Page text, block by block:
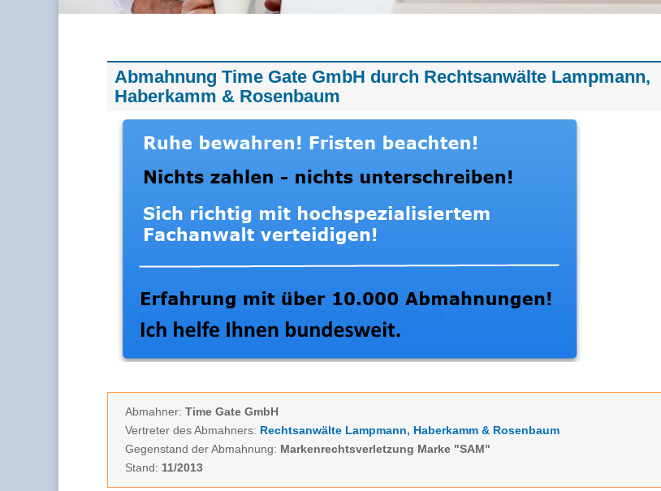
Abmahnung Time Gate GmbH durch Rechtsanwälte Lampmann,
Haberkamm & Rosenbaum
Abmahner: Time Gate GmbH
Vertreter des Abmahners: Rechtsanwälte Lampmann, Haberkamm & Rosenbaum
Gegenstand der Abmahnung: Markenrechtsverletzung Marke "SAM"
Stand: 11/2013